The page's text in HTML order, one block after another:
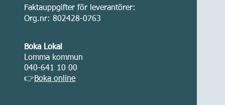
Faktauppgifter för leverantörer:
Org.nr: 802428-0763
Boka Lokal
Lomma kommun
040-641 10 00
👉Boka online